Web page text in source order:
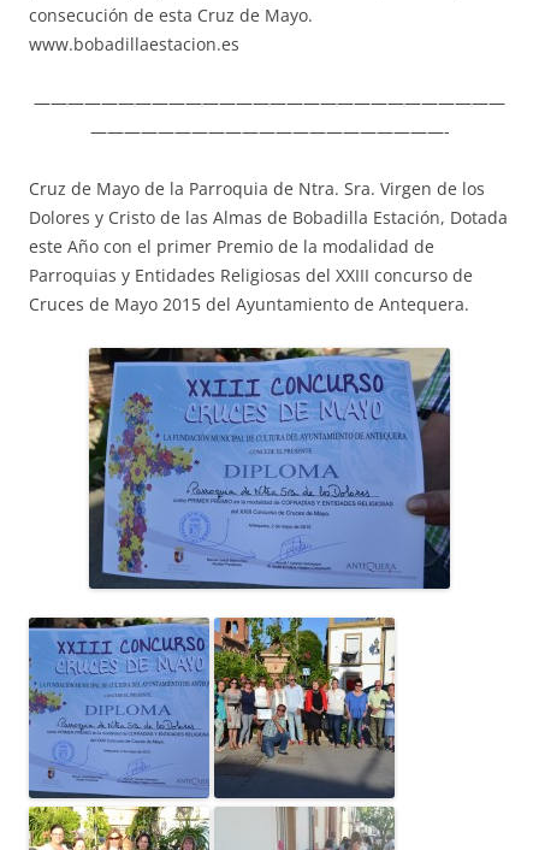
consecución de esta Cruz de Mayo.
www.bobadillaestacion.es
————————————————————————————
—————————————————————-
Cruz de Mayo de la Parroquia de Ntra. Sra. Virgen de los
Dolores y Cristo de las Almas de Bobadilla Estación, Dotada
este Año con el primer Premio de la modalidad de
Parroquias y Entidades Religiosas del XXIII concurso de
Cruces de Mayo 2015 del Ayuntamiento de Antequera.